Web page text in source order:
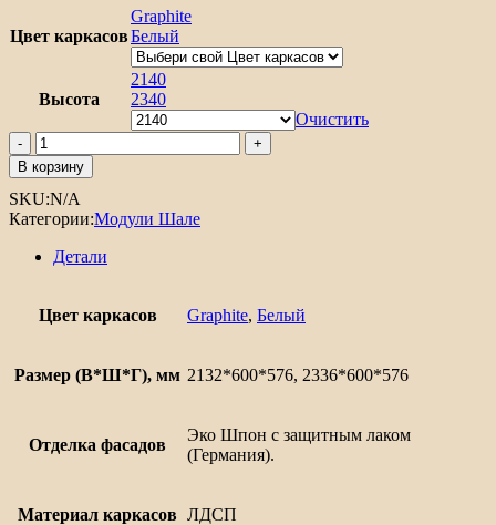
14
555₽
–
18
325₽
Цвет каркасов
Graphite
Белый
Высота
2140
2340
Очистить
Количество
товара
Шкаф
пенал
с
мя
технику
В корзину
SKU:N/A
Категории:Модули Шале
Детали
Цвет каркасов Graphite, Белый
Размер (В*Ш*Г), мм 2132*600*576, 2336*600*576
Отделка фасадов
Эко Шпон с защитным лаком
(Германия).
Материал каркасов ЛДСП